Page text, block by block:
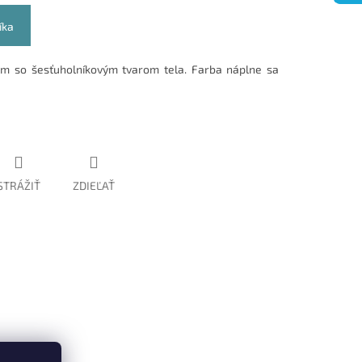
so šesťuholníkovým tvarom tela. Farba náplne sa
ZDIEĽAŤ